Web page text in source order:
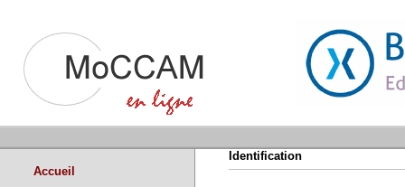
Accueil
Identification